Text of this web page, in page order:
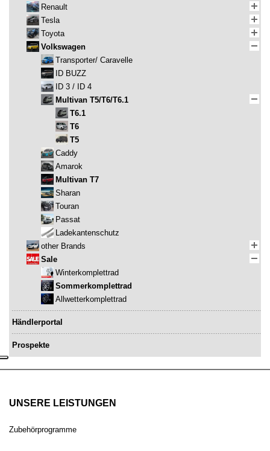
Renault
Tesla
Toyota
Volkswagen
Transporter/ Caravelle
ID BUZZ
ID 3 / ID 4
Multivan T5/T6/T6.1
T6.1
T6
T5
Caddy
Amarok
Multivan T7
Sharan
Touran
Passat
Ladekantenschutz
other Brands
Sale
Winterkomplettrad
Sommerkomplettrad
Allwetterkomplettrad
Händlerportal
Prospekte
UNSERE LEISTUNGEN
Zubehörprogramme